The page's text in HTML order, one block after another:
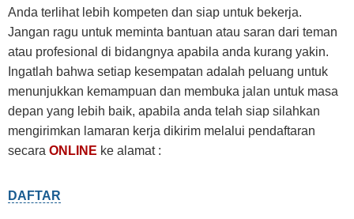
Anda terlihat lebih kompeten dan siap untuk bekerja.
Jangan ragu untuk meminta bantuan atau saran dari teman
atau profesional di bidangnya apabila anda kurang yakin.
Ingatlah bahwa setiap kesempatan adalah peluang untuk
menunjukkan kemampuan dan membuka jalan untuk masa
depan yang lebih baik, apabila anda telah siap silahkan
mengirimkan lamaran kerja dikirim melalui pendaftaran
secara ONLINE ke alamat :
DAFTAR